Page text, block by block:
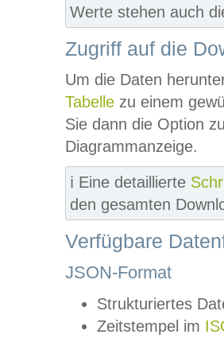
Werte stehen auch
Zugriff auf die
Um die Daten
Tabelle zu einem
Sie dann die Option
Diagrammanzeige.
ℹ️ Eine detaillierte
den gesamten
Verfügbare
JSON-Format
Strukturiertes
Zeitstempel im